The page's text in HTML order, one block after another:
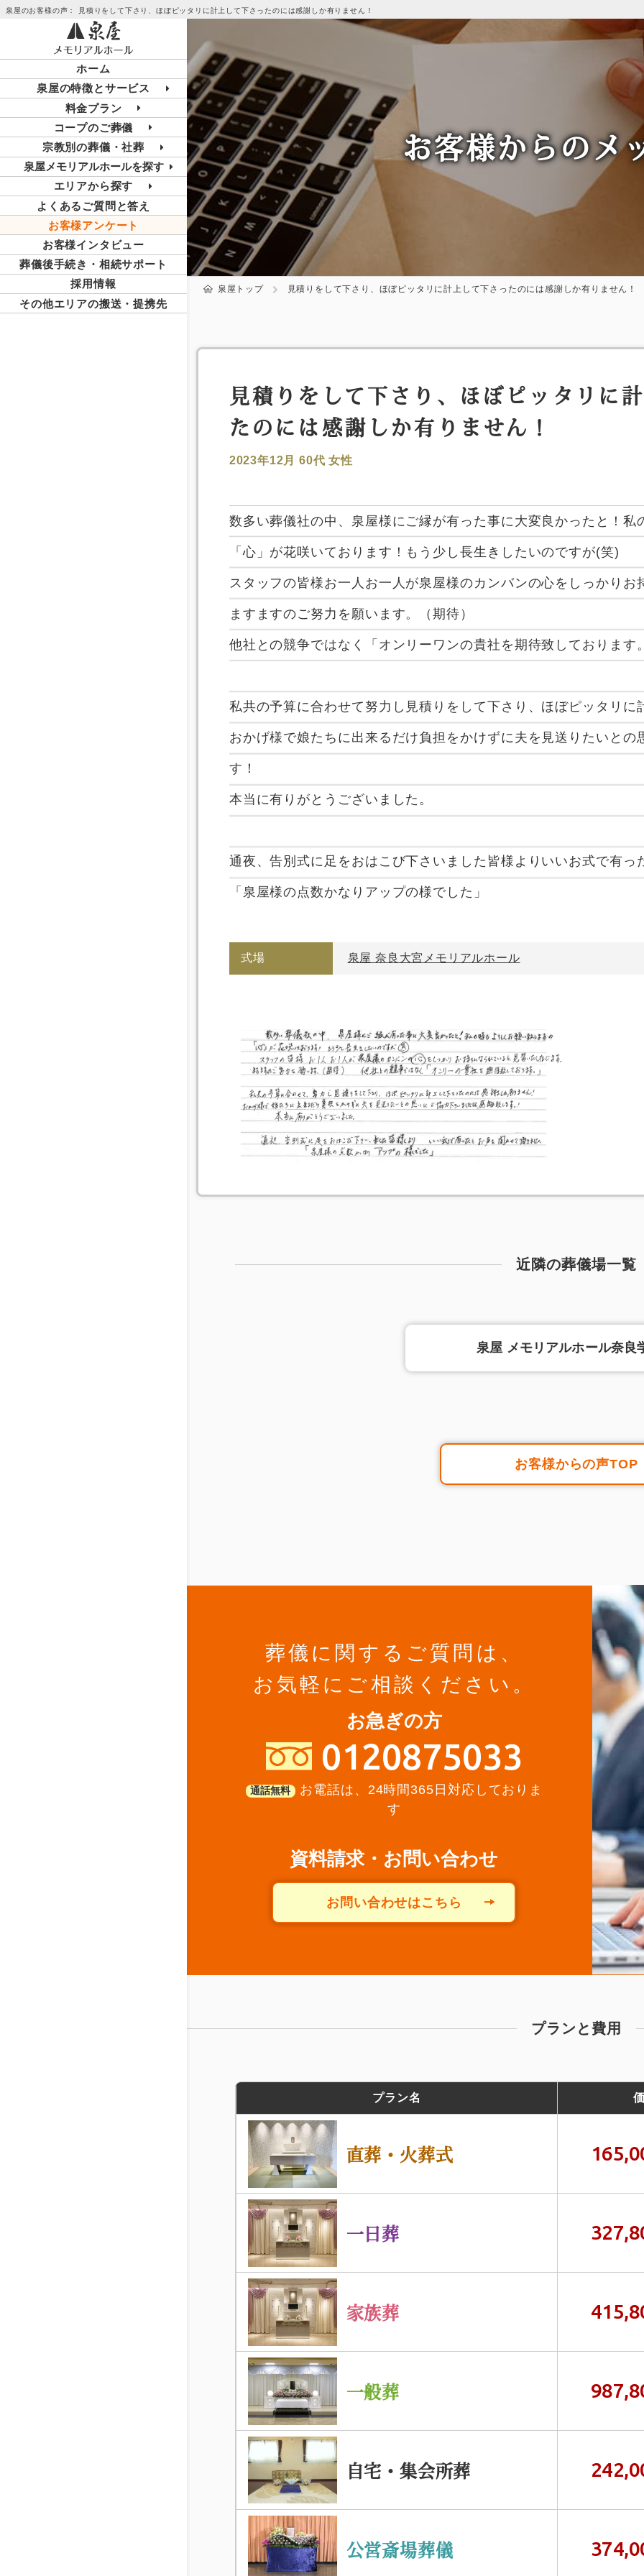
泉屋のお客様の声： 見積りをして下さり、ほぼピッタリに計上して下さったのには感謝しか有りません！
ホーム
泉屋の特徴とサービス
料金プラン
コープのご葬儀
宗教別の葬儀・社葬
泉屋メモリアルホールを探す
エリアから探す
よくあるご質問と答え
お客様アンケート
お客様インタビュー
葬儀後手続き・相続サポート
採用情報
その他エリアの搬送・提携先
お客様からのメ
泉屋トップ 見積りをして下さり、ほぼピッタリに計上して下さったのには感謝しか有りません！
見積りをして下さり、ほぼピッタリに
たのには感謝しか有りません！
2023年12月 60代 女性
数多い葬儀社の中、泉屋様にご縁が有った事に大変良かったと！私
「心」が花咲いております！もう少し長生きしたいのですが(笑)
スタッフの皆様お一人お一人が泉屋様のカンバンの心をしっかり
ますますのご努力を願います。（期待）
他社との競争ではなく「オンリーワンの貴社を期待致しております
私共の予算に合わせて努力し見積りをして下さり、ほぼピッタリ
おかげ様で娘たちに出来るだけ負担をかけずに夫を見送りたいと
す！
本当に有りがとうございました。
通夜、告別式に足をおはこび下さいました皆様よりいいお式で有っ
「泉屋様の点数かなりアップの様でした」
式場 泉屋 奈良大宮メモリアルホール
近隣の葬儀場一覧
泉屋 メモリアルホール奈良
お客様からの声TOP
葬儀に関するご質問は、
お気軽にご相談ください。
お急ぎの方
0120875033
通話無料
お電話は、24時間365日対応しておりま
す
資料請求・お問い合わせ
お問い合わせはこちら
プランと費用
プラン名
直葬・火葬式
一日葬
家族葬
一般葬
自宅・集会所葬
公営斎場葬儀